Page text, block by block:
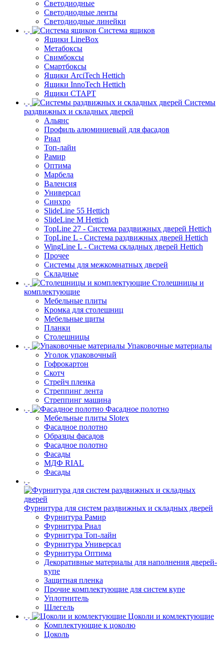
Светодиодные
Светодиодные ленты
Светодиодные линейки
Система ящиков
Ящики LineBox
Метабоксы
Свимбоксы
Смартбоксы
Ящики ArciTech Hettich
Ящики InnoTech Hettich
Ящики СТАРТ
Системы
раздвижных и складных дверей
Альянс
Профиль алюминиевый для фасадов
Риал
Топ-лайн
Рамир
Оптима
Марбела
Валенсия
Универсал
Синхро
SlideLine 55 Hettich
SlideLine M Hettich
TopLine 27 - Система раздвижных дверей Hettich
TopLine L - Система раздвижных дверей Hettich
WingLine L - Система складных дверей Hettich
Прочее
Системы для межкомнатных дверей
Складные
Столешницы и
комплектующие
Мебельные плиты
Кромка для столешниц
Мебельные щиты
Планки
Столешницы
Упаковочные материалы
Уголок упаковочный
Гофрокартон
Скотч
Стрейч пленка
Стреппинг лента
Стреппинг машина
Фасадное полотно
Мебельные плиты Slotex
Фасадное полотно
Образцы фасадов
Фасадное полотно
Фасады
МДФ RIAL
Фасады
Фурнитура для систем раздвижных и складных дверей
Фурнитура Рамир
Фурнитура Риал
Фурнитура Топ-лайн
Фурнитура Универсал
Фурнитура Оптима
Декоративные материалы для наполнения дверей-
купе
Защитная пленка
Прочие комплектующие для систем купе
Уплотнитель
Шлегель
Цоколи и комлектующие
Комплектующие к цоколю
Цоколь